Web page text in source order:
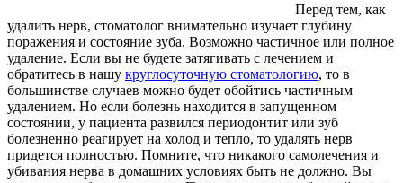
Перед тем, как
удалить нерв, стоматолог внимательно изучает глубину
поражения и состояние зуба. Возможно частичное или полное
удаление. Если вы не будете затягивать с лечением и
обратитесь в нашу круглосуточную стоматологию, то в
большинстве случаев можно будет обойтись частичным
удалением. Но если болезнь находится в запущенном
состоянии, у пациента развился периодонтит или зуб
болезненно реагирует на холод и тепло, то удалять нерв
придется полностью. Помните, что никакого самолечения и
убивания нерва в домашних условиях быть не должно. Вы